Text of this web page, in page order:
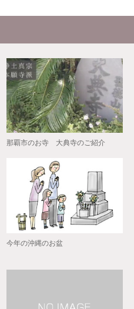
那覇市のお寺 大典寺のご紹介
今年の沖縄のお盆